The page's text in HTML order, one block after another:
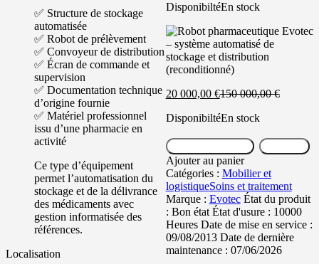
DisponibiltéEn stock
20 000,00 €Le
actuel
000,00 €.
150 000,00€Le
000,00
DisponibiltéEn stock
quantité
de
Robot
pharmaceutique
Evotec
–
système
automatisé
de
stockage
Ajouter au panier
Catégories : Mobilier et
logistiqueSoins et traitement
Marque : Evotec État du produit
: Bon état État d'usure : 10000
Heures Date de mise en service :
09/08/2013 Date de dernière
maintenance : 07/06/2026
✅ Structure de stockage
automatisée
✅ Robot de prélèvement
✅ Convoyeur de distribution
✅ Écran de commande et
supervision
✅ Documentation technique
d’origine fournie
✅ Matériel professionnel
issu d’une pharmacie en
activité
Ce type d’équipement
permet l’automatisation du
stockage et de la délivrance
des médicaments avec
gestion informatisée des
références.
Localisation